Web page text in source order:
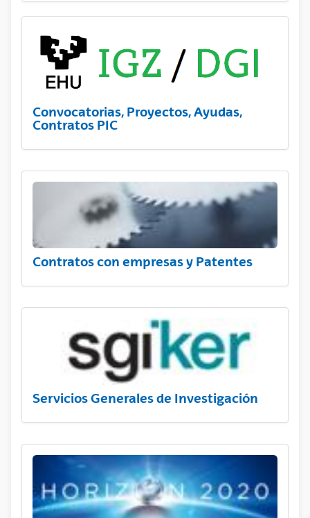
Convocatorias, Proyectos, Ayudas,
Contratos PIC
Contratos con empresas y Patentes
Servicios Generales de Investigación